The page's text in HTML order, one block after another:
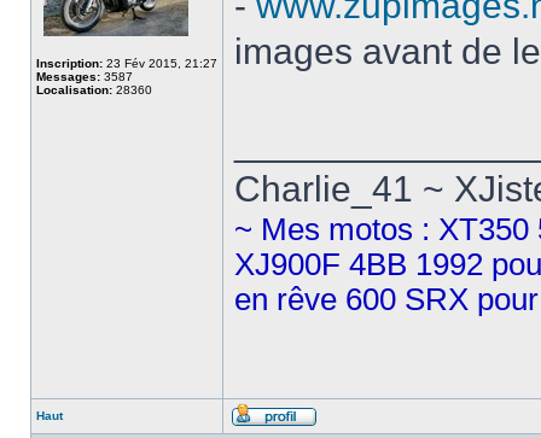
Inscription: 23 Fév 2015, 21:27
Messages: 3587
Localisation: 28360
images avant de
Charlie_41 ~
~ Mes motos :
XJ900F 4BB 1992
en rêve 600 SRX
Haut